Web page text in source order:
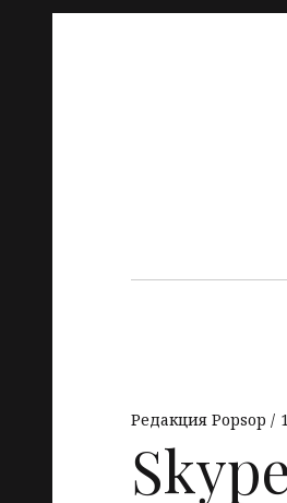
Редакция Popsop